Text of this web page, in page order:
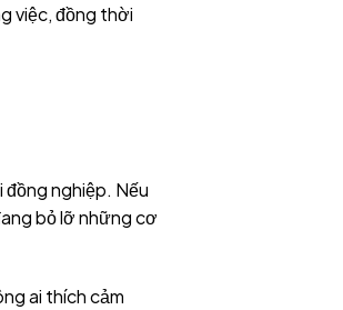
việc, đồng thời
nghiệp. Nếu
bỏ lỡ những cơ
ai thích cảm